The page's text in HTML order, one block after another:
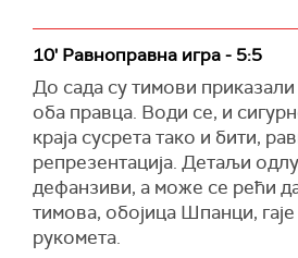
10' Равноправна игра - 5:5
До сада су тимови
оба правца. Води се, и
краја сусрета тако и бити,
репрезентација. Детаљи
дефанзиви, а може се рећи
тимова, обојица Шпанци,
рукомета.